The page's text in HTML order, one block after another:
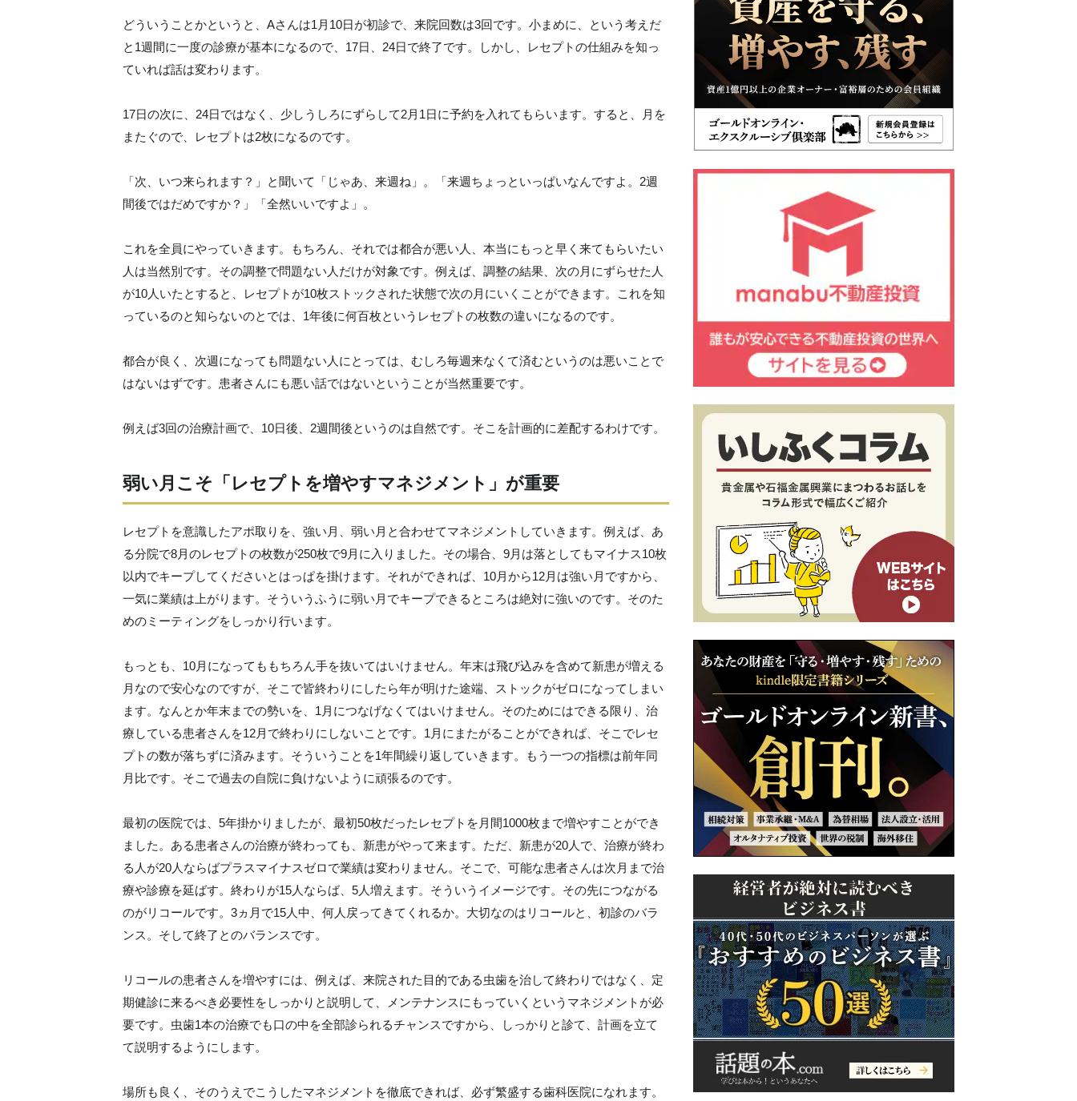
どういうことかというと、Aさんは1月10日が初診で、来院回数は3回です。小まめに、という考えだ
と1週間に一度の診療が基本になるので、17日、24日で終了です。しかし、レセプトの仕組みを知っ
ていれば話は変わります。
17日の次に、24日ではなく、少しうしろにずらして2月1日に予約を入れてもらいます。すると、月を
またぐので、レセプトは2枚になるのです。
「次、いつ来られます？」と聞いて「じゃあ、来週ね」。「来週ちょっといっぱいなんですよ。2週
間後ではだめですか？」「全然いいですよ」。
これを全員にやっていきます。もちろん、それでは都合が悪い人、本当にもっと早く来てもらいたい
人は当然別です。その調整で問題ない人だけが対象です。例えば、調整の結果、次の月にずらせた人
が10人いたとすると、レセプトが10枚ストックされた状態で次の月にいくことができます。これを知
っているのと知らないのとでは、1年後に何百枚というレセプトの枚数の違いになるのです。
都合が良く、次週になっても問題ない人にとっては、むしろ毎週来なくて済むというのは悪いことで
はないはずです。患者さんにも悪い話ではないということが当然重要です。
例えば3回の治療計画で、10日後、2週間後というのは自然です。そこを計画的に差配するわけです。
弱い月こそ「レセプトを増やすマネジメント」が重要
レセプトを意識したアポ取りを、強い月、弱い月と合わせてマネジメントしていきます。例えば、あ
る分院で8月のレセプトの枚数が250枚で9月に入りました。その場合、9月は落としてもマイナス10枚
以内でキープしてくださいとはっぱを掛けます。それができれば、10月から12月は強い月ですから、
一気に業績は上がります。そういうふうに弱い月でキープできるところは絶対に強いのです。そのた
めのミーティングをしっかり行います。
もっとも、10月になってももちろん手を抜いてはいけません。年末は飛び込みを含めて新患が増える
月なので安心なのですが、そこで皆終わりにしたら年が明けた途端、ストックがゼロになってしまい
ます。なんとか年末までの勢いを、1月につなげなくてはいけません。そのためにはできる限り、治
療している患者さんを12月で終わりにしないことです。1月にまたがることができれば、そこでレセ
プトの数が落ちずに済みます。そういうことを1年間繰り返していきます。もう一つの指標は前年同
月比です。そこで過去の自院に負けないように頑張るのです。
最初の医院では、5年掛かりましたが、最初50枚だったレセプトを月間1000枚まで増やすことができ
ました。ある患者さんの治療が終わっても、新患がやって来ます。ただ、新患が20人で、治療が終わ
る人が20人ならばプラスマイナスゼロで業績は変わりません。そこで、可能な患者さんは次月まで治
療や診療を延ばす。終わりが15人ならば、5人増えます。そういうイメージです。その先につながる
のがリコールです。3ヵ月で15人中、何人戻ってきてくれるか。大切なのはリコールと、初診のバラ
ンス。そして終了とのバランスです。
リコールの患者さんを増やすには、例えば、来院された目的である虫歯を治して終わりではなく、定
期健診に来るべき必要性をしっかりと説明して、メンテナンスにもっていくというマネジメントが必
要です。虫歯1本の治療でも口の中を全部診られるチャンスですから、しっかりと診て、計画を立て
て説明するようにします。
場所も良く、そのうえでこうしたマネジメントを徹底できれば、必ず繁盛する歯科医院になれます。